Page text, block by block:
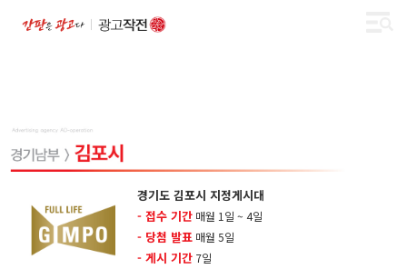
경기도 김포시 지정게시대
- 접수 기간 매월 1일 ~ 4일
- 당첨 발표 매월 5일
- 게시 기간 7일​